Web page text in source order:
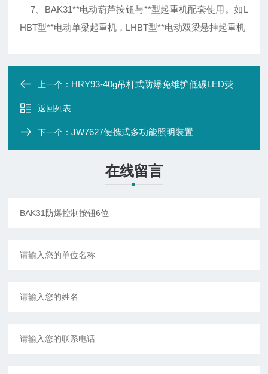
7、BAK31**电动葫芦按钮与**型起重机配套使用。如L
HBT型**电动单梁起重机，LHBT型**电动双梁悬挂起重机
上一个： HRY93-40g吊杆式防爆免维护低碳LED荧光灯
返回列表
下一个：JW7627便携式多功能照明装置
在线留言